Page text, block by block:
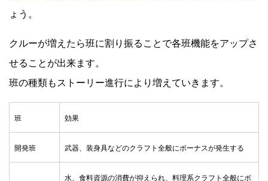
ょう。
クルーが増えたら班に割り振ることで各班機能をアップさ
せることが出来ます。
班の種類もストーリー進行により増えていきます。
班 効果
開発班 武器、装身具などのクラフト全般にボーナスが発生する
水、食料資源の消費が抑えられ、料理系クラフト全般にボ